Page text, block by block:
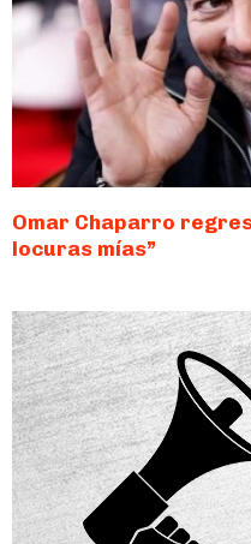
Omar Chaparro
locuras mías”